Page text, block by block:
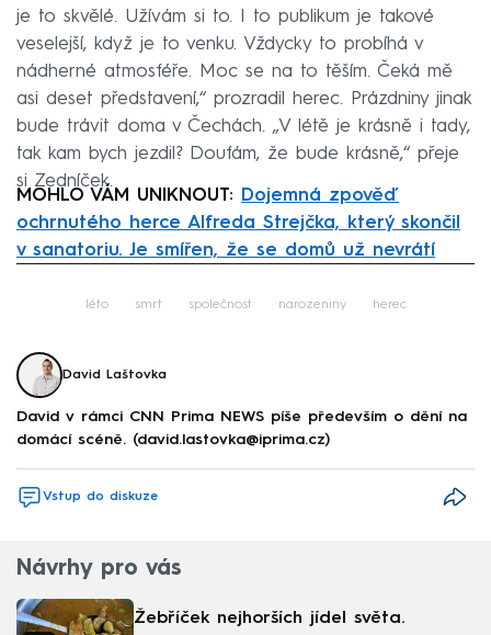
je to skvělé. Užívám si to. I to publikum je takové
veselejší, když je to venku. Vždycky to probíhá v
nádherné atmosféře. Moc se na to těším. Čeká mě
asi deset představení,“ prozradil herec. Prázdniny jinak
bude trávit doma v Čechách. „V létě je krásně i tady,
tak kam bych jezdil? Doufám, že bude krásně,“ přeje
si Zedníček.
MOHLO VÁM UNIKNOUT:
Dojemná zpověď
ochrnutého herce Alfreda Strejčka, který skončil
v sanatoriu. Je smířen, že se domů už nevrátí
léto smrt společnost narozeniny herec
David Laštovka
David v rámci CNN Prima NEWS píše především o dění na
domácí scéně. (david.lastovka@iprima.cz)
Vstup do diskuze
Návrhy pro vás
Žebříček nejhorších jídel světa.